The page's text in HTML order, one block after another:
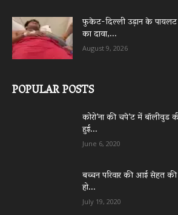
फुकेट-दिल्ली उड़ान के पायलट
का दावा,...
August 9, 2026
POPULAR POSTS
कोरो’ना की चपे’ट में
हुई...
June 6, 2020
बच्चन परिवार की आई सेहत
हो...
July 19, 2020